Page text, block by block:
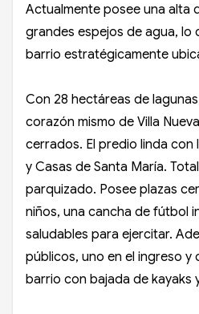
Actualmente posee una alta
grandes espejos de agua, lo
barrio estratégicamente
Con 28 hectáreas de
corazón mismo de Villa
cerrados. El predio linda con
y Casas de Santa María.
parquizado. Posee plazas
niños, una cancha de fútbol
saludables para ejercitar.
públicos, uno en el ingreso y
barrio con bajada de kayaks